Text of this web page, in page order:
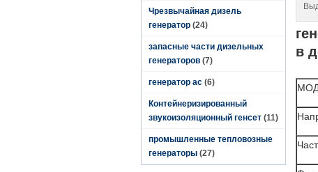
Чрезвычайная дизель
генератор (24)
запасные части дизельных
генераторов (7)
генератор ac (6)
Контейнеризированный
звукоизоляционный генсет (11)
промышленные тепловозные
генераторы (27)
в